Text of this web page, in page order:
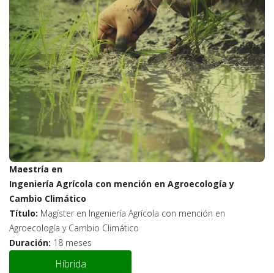
Maestría en
Ingeniería Agrícola con mención en Agroecología y
Cambio Climático
Título: Magíster en Ingeniería Agrícola con mención en
Agroecología y Cambio Climático
Duración: 18 meses
Híbrida